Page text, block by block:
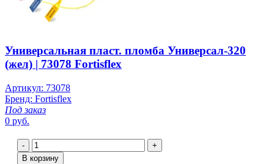
Универсальная пласт. пломба Универсал-320
(жел) | 73078 Fortisflex
Артикул: 73078
Бренд: Fortisflex
Под заказ
0 руб.
-
+
В корзину